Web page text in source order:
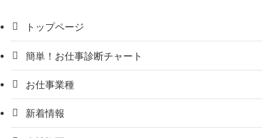
トップページ
簡単！お仕事診断チャート
お仕事業種
新着情報